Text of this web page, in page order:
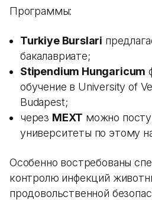
Программы:
Turkiye Burslari
бакалавриате;
Stipendium Hungaricum
обучение в University of
Budapest;
через MEXT можно
университеты по этому
Особенно востребованы
контролю инфекций
продовольственной